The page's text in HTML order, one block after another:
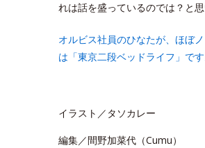
れは話を盛っているのでは？と
オルビス社員のひなたが、ほぼ
は「東京二段ベッドライフ」です
イラスト／タソカレー
編集／間野加菜代（Cumu）